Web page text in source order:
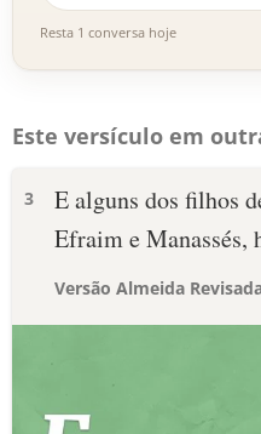
Resta 1 conversa hoje
Este versículo em
3
E alguns dos filhos
Efraim e Manassés,
Versão Almeida